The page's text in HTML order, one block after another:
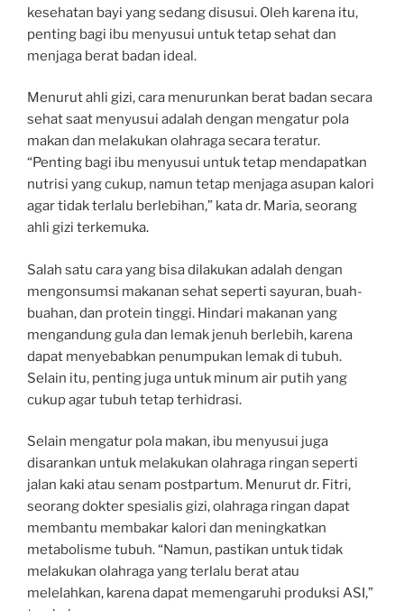
kesehatan bayi yang sedang disusui. Oleh karena itu,
penting bagi ibu menyusui untuk tetap sehat dan
menjaga berat badan ideal.
Menurut ahli gizi, cara menurunkan berat badan secara
sehat saat menyusui adalah dengan mengatur pola
makan dan melakukan olahraga secara teratur.
“Penting bagi ibu menyusui untuk tetap mendapatkan
nutrisi yang cukup, namun tetap menjaga asupan kalori
agar tidak terlalu berlebihan,” kata dr. Maria, seorang
ahli gizi terkemuka.
Salah satu cara yang bisa dilakukan adalah dengan
mengonsumsi makanan sehat seperti sayuran, buah-
buahan, dan protein tinggi. Hindari makanan yang
mengandung gula dan lemak jenuh berlebih, karena
dapat menyebabkan penumpukan lemak di tubuh.
Selain itu, penting juga untuk minum air putih yang
cukup agar tubuh tetap terhidrasi.
Selain mengatur pola makan, ibu menyusui juga
disarankan untuk melakukan olahraga ringan seperti
jalan kaki atau senam postpartum. Menurut dr. Fitri,
seorang dokter spesialis gizi, olahraga ringan dapat
membantu membakar kalori dan meningkatkan
metabolisme tubuh. “Namun, pastikan untuk tidak
melakukan olahraga yang terlalu berat atau
melelahkan, karena dapat memengaruhi produksi ASI,”